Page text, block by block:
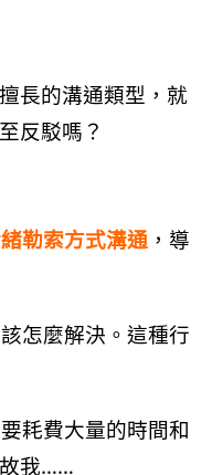
長的溝通類型，就
反駁嗎？
勒索方式溝通 ，導
怎麼解決。 這種行
耗費大量的時間和
我……